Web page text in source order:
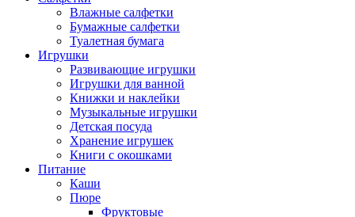
Влажные салфетки
Бумажные салфетки
Туалетная бумага
Игрушки
Развивающие игрушки
Игрушки для ванной
Книжки и наклейки
Музыкальные игрушки
Детская посуда
Хранение игрушек
Книги с окошками
Питание
Каши
Пюре
Фруктовые